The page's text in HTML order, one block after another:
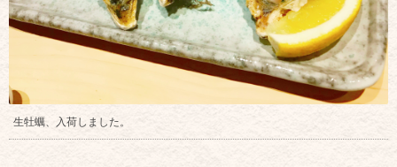
生牡蠣、入荷しました。